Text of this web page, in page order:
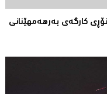
کارگەى بەرهەمهێنانى